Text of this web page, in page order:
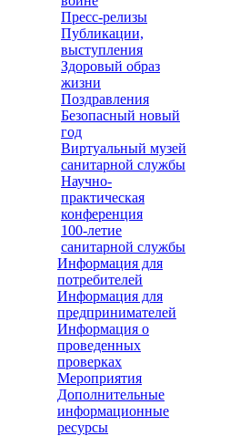
Пресс-релизы
Публикации,
выступления
Здоровый образ
жизни
Поздравления
Безопасный новый
год
Виртуальный музей
санитарной службы
Научно-
практическая
конференция
100-летие
санитарной службы
Информация для
потребителей
Информация для
предпринимателей
Информация о
проведенных
проверках
Мероприятия
Дополнительные
информационные
ресурсы